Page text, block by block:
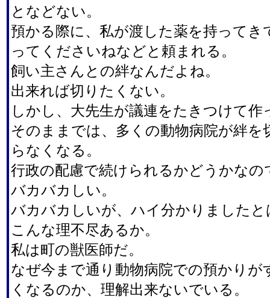
となどない。
預かる際に、私が渡した薬を持ってき
ってくださいねなどと頼まれる。
飼い主さんとの絆なんだよね。
出来れば切りたくない。
しかし、大先生が議連をたきつけて作
そのままでは、多くの動物病院が絆を
らなくなる。
行政の配慮で続けられるかどうかなの
バカバカしい。
バカバカしいが、ハイ分かりました
こんな理不尽あるか。
私は町の獣医師だ。
なぜ今まで通り動物病院での預かりが
くなるのか、理解出来ないでいる。